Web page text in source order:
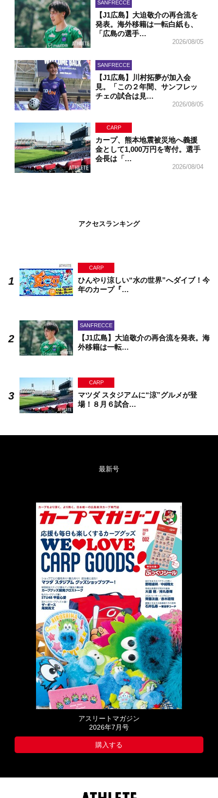
SANFRECCE
【J1広島】大迫敬介の再合流を
発表。海外移籍は一転白紙も、
「広島の選手…
2026/08/05
SANFRECCE
【J1広島】川村拓夢が加入会
見。「この２年間、サンフレッ
チェの試合は見…
2026/08/05
CARP
カープ、熊本地震被災地へ義援
金として1,000万円を寄付。選手
会長は「…
2026/08/04
アクセスランキング
CARP
ひんやり涼しい“水の世界”へダイブ！今
年のカープ『…
SANFRECCE
【J1広島】大迫敬介の再合流を発表。海
外移籍は一転…
CARP
マツダ スタジアムに“涼”グルメが登
場！８月６試合…
最新号
アスリートマガジン
2026年7月号
購入する